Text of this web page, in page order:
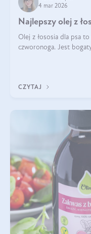
4 mar 2026
Najlepszy olej z
Olej z łososia dla psa
czworonoga. Jest
CZYTAJ